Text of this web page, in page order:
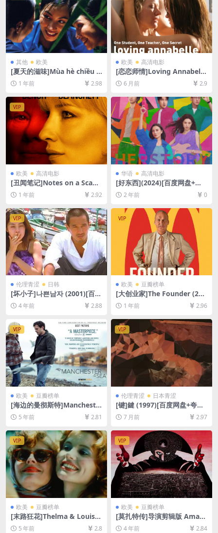
其他 欧美
[夏天的滋味]Mùa hè chiều t
hẳng đứng (2000)[百度网盘
+夸克网盘1080P超清未删减
资源][网盘在线播放/下载][MP
4/7GB][中英字幕]
1 年前 2.98
欧美 高清电影
[恋恋师情]Loving Annabelle
(2006)[百度网盘+夸克网盘10
80P超清未删减资源][网盘在
线播放/下载][MP4/4.6GB][中
文字幕]
6 月前 2.9
VIP
欧美 高清电影
[丑闻笔记]Notes on a Scand
al (2006)[百度网盘+夸克网盘
1080P超清未删减资源][网盘
[中英字幕]
1 年前 2.92
华语 高清电影
[好东西](2024)[百度网盘+夸
克网盘1080P超清未删减资源]
[网盘在线播放/下载][MP4/8.
2 年前 0
VIP
伦理青涩 日韩
[坏小子]나쁜남자 (2001)[百度
网盘+迅雷云盘资源1080P超
清未删减][MP4/6.6GB][韩语
4 年前 2.88
VIP
欧美 豆瓣榜单
[大创业家]The Founder (201
6)[百度网盘+夸克网盘1080P
超清未删减资源][网盘在线播
放/下载][MP4/7.4GB][中英字
幕]
1 年前 2.96
VIP
欧美 豆瓣榜单
[海边的曼彻斯特]Mancheste
r by the Sea (2016)[百度网
盘+迅雷云盘资源1080P超清
未删减][MP4/8.8GB][中英字
幕]
5 年前 2.81
VIP
伦理青涩 日本青涩
[键]鍵 (1997)[百度网盘+夸克
网盘1080P超清未删减资源]
[网盘在线播放/下载][MP4/5.
3GB][中文字幕]
7 月前 2.97
VIP
欧美 豆瓣榜单
[末路狂花]Thelma & Louise
(1991)[百度网盘+夸克网盘资
5 年前 2.8
VIP
欧美 豆瓣榜单
[莫扎特传]导演剪辑版 Amad
eus (1984)[百度网盘+迅雷云
4 年前 2.84